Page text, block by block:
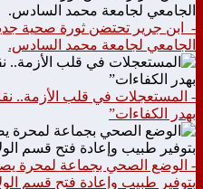
- ابن جرير تحتضن ثورة صحية
الجامعي لجامعة محمد السادس.
- المستعجلات في قلب الأزمة..
بهدر الكفاءات”
- الوضع الصحي بجماعة لمحرة
بتوفير طبيب وإعادة فتح قسم